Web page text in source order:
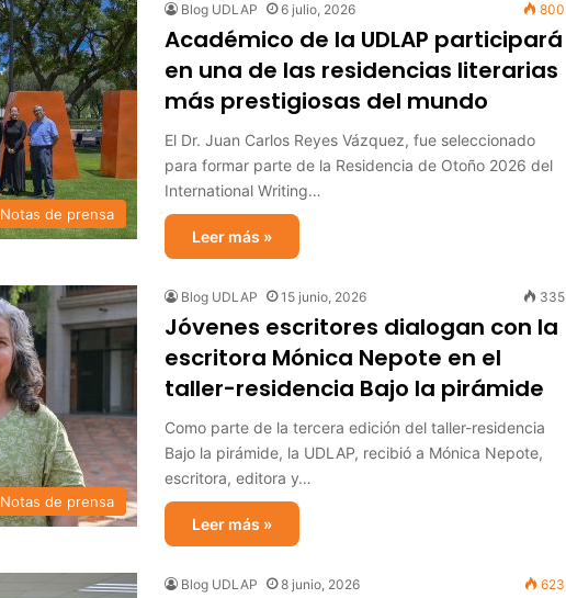
Notas de prensa
Blog UDLAP 6 julio, 2026 800
Académico de la UDLAP participará
en una de las residencias literarias
más prestigiosas del mundo
El Dr. Juan Carlos Reyes Vázquez, fue seleccionado
para formar parte de la Residencia de Otoño 2026 del
International Writing…
Leer más »
Notas de prensa
Blog UDLAP 15 junio, 2026 335
Jóvenes escritores dialogan con la
escritora Mónica Nepote en el
taller-residencia Bajo la pirámide
Como parte de la tercera edición del taller-residencia
Bajo la pirámide, la UDLAP, recibió a Mónica Nepote,
escritora, editora y…
Leer más »
Blog UDLAP 8 junio, 2026 623